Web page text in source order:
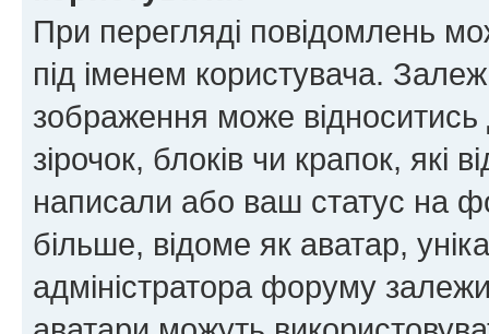
При перегляді повідомлень
під іменем користувача.
зображення може відноситись
зірочок, блоків чи крапок, які
написали або ваш статус на
більше, відоме як аватар,
адміністратора форуму